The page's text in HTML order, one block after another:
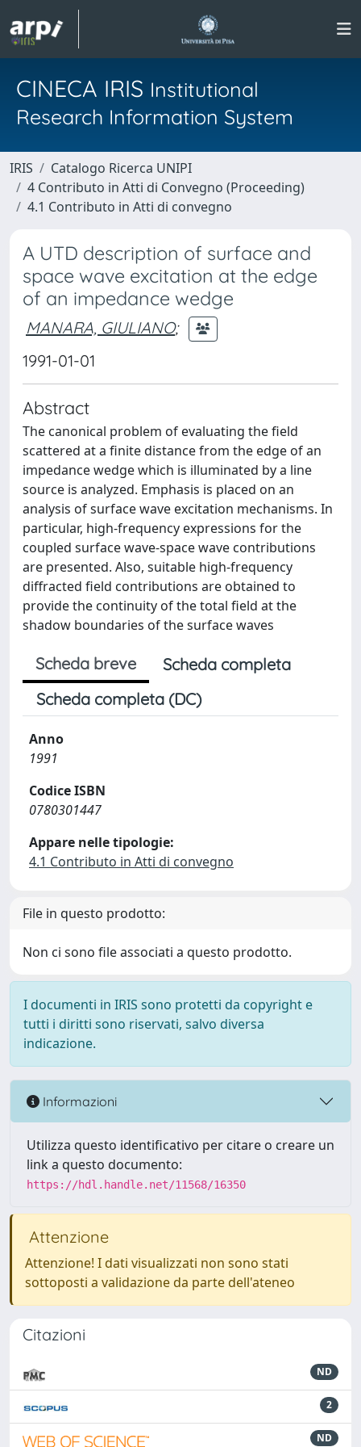
CINECA IRIS Institutional
Research Information System
IRIS
Catalogo Ricerca UNIPI
4 Contributo in Atti di Convegno (Proceeding)
4.1 Contributo in Atti di convegno
A UTD description of surface and
space wave excitation at the edge
of an impedance wedge
MANARA, GIULIANO;
1991-01-01
Abstract
The canonical problem of evaluating the field
scattered at a finite distance from the edge of an
impedance wedge which is illuminated by a line
source is analyzed. Emphasis is placed on an
analysis of surface wave excitation mechanisms. In
particular, high-frequency expressions for the
coupled surface wave-space wave contributions
are presented. Also, suitable high-frequency
diffracted field contributions are obtained to
provide the continuity of the total field at the
shadow boundaries of the surface waves
Scheda breve
Scheda completa
Scheda completa (DC)
Anno
1991
Codice ISBN
0780301447
Appare nelle tipologie:
4.1 Contributo in Atti di convegno
File in questo prodotto:
Non ci sono file associati a questo prodotto.
I documenti in IRIS sono protetti da copyright e
tutti i diritti sono riservati, salvo diversa
indicazione.
Informazioni
Utilizza questo identificativo per citare o creare un
link a questo documento:
https://hdl.handle.net/11568/16350
Attenzione
Attenzione! I dati visualizzati non sono stati
sottoposti a validazione da parte dell'ateneo
Citazioni
ND
2
ND